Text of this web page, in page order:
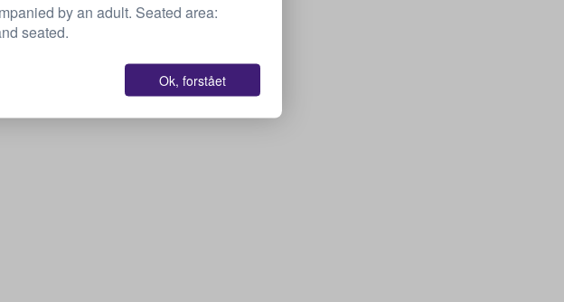
by an adult. Seated area:
seated.
Ok, forstået